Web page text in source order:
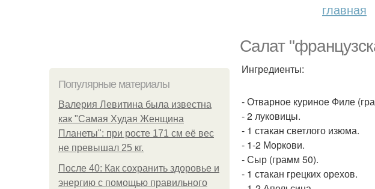
главная
Салат
Популярные материалы
Валерия Левитина была известна
как "Самая Худая Женщина
Планеты": при росте 171 см её вес
не превышал 25 кг.
После 40: Как сохранить здоровье и
энергию с помощью правильного
Ингредиенты:
- Отварное куриное Филе
- 2 луковицы.
- 1 стакан светлого изюма.
- 1-2 Моркови.
- Сыр (грамм 50).
- 1 стакан грецких орехов.